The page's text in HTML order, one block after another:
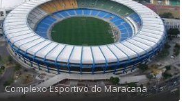
Complexo Esportivo do Maracanã